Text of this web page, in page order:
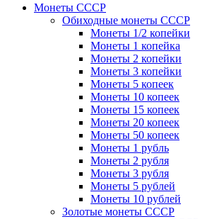
Монеты СССР
Обиходные монеты СССР
Монеты 1/2 копейки
Монеты 1 копейка
Монеты 2 копейки
Монеты 3 копейки
Монеты 5 копеек
Монеты 10 копеек
Монеты 15 копеек
Монеты 20 копеек
Монеты 50 копеек
Монеты 1 рубль
Монеты 2 рубля
Монеты 3 рубля
Монеты 5 рублей
Монеты 10 рублей
Золотые монеты СССР